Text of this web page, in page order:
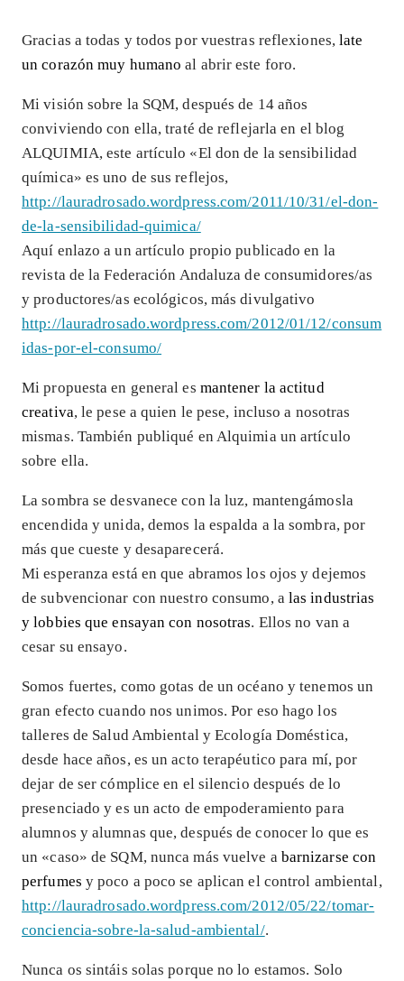
Gracias a todas y todos por vuestras reflexiones,late
un corazón muy humano al abrir este foro.
Mi visión sobre la SQM, después de 14 años
conviviendo con ella, traté de reflejarla en el blog
ALQUIMIA, este artículo «El don de la sensibilidad
química» es uno de sus reflejos,
http://lauradrosado.wordpress.com/2011/10/31/el-don-
de-la-sensibilidad-quimica/
Aquí enlazo a un artículo propio publicado en la
revista de la Federación Andaluza de consumidores/as
y productores/as ecológicos, más divulgativo
http://lauradrosado.wordpress.com/2012/01/12/consum
idas-por-el-consumo/
Mi propuesta en general es mantener la actitud
creativa, le pese a quien le pese, incluso a nosotras
mismas. También publiqué en Alquimia un artículo
sobre ella.
La sombra se desvanece con la luz, mantengámosla
encendida y unida, demos la espalda a la sombra, por
más que cueste y desaparecerá.
Mi esperanza está en que abramos los ojos y dejemos
de subvencionar con nuestro consumo, a las industrias
y lobbies que ensayan con nosotras. Ellos no van a
cesar su ensayo.
Somos fuertes, como gotas de un océano y tenemos un
gran efecto cuando nos unimos. Por eso hago los
talleres de Salud Ambiental y Ecología Doméstica,
desde hace años, es un acto terapéutico para mí, por
dejar de ser cómplice en el silencio después de lo
presenciado y es un acto de empoderamiento para
alumnos y alumnas que, después de conocer lo que es
un «caso» de SQM, nunca más vuelve a barnizarse con
perfumes y poco a poco se aplican el control ambiental,
http://lauradrosado.wordpress.com/2012/05/22/tomar-
conciencia-sobre-la-salud-ambiental/.
Nunca os sintáis solas porque no lo estamos. Solo